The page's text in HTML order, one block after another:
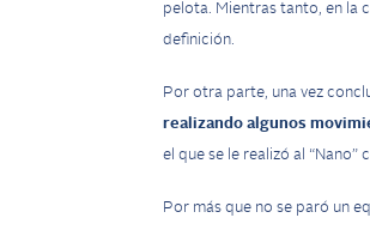
pelota. Mientras tanto, en la
definición.
Por otra parte, una vez
realizando algunos
el que se le realizó al
Por más que no se paró un